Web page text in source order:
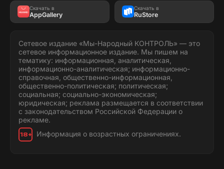
Скачать в
AppGallery
Скачать в
RuStore
Сетевое издание «Мы-Народный КОНТРОЛЬ» — это
сетевое информационное издание. Мы пишем на
тематику: информационная, аналитическая,
информационно-аналитическая; информационно-
справочная, общественно-информационная,
общественно-политическая; политическая;
социальная; социально-экономическая;
юридическая; реклама размещается в соответствии
с законодательством Российской Федерации о
рекламе.
18+ Информация о возрастных ограничениях.